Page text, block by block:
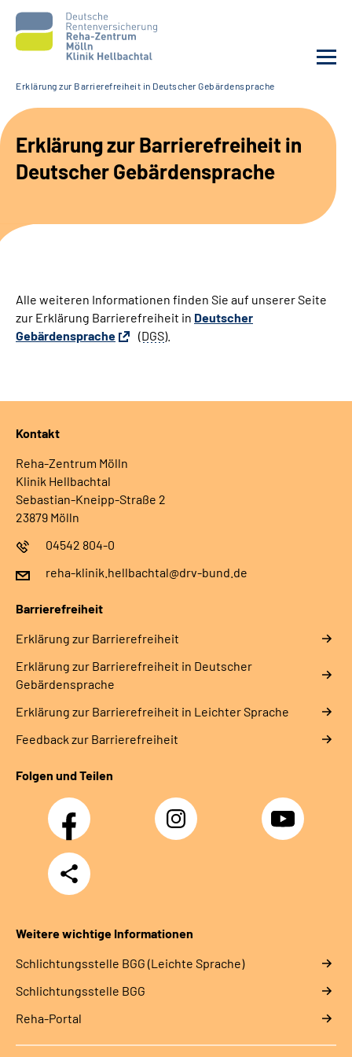
Unsere Klinik
Unsere Angebote
Suche
Erklärung zur Barrierefreiheit in Deutscher Gebärdensprache
Erklärung zur Barrierefreiheit in
Deutscher Gebärdensprache
Alle weiteren Informationen finden Sie auf unserer Seite
zur Erklärung Barrierefreiheit in Deutscher
Gebärdensprache
(DGS).
Kontakt
Reha-Zentrum Mölln
Klinik Hellbachtal
Sebastian-Kneipp-Straße 2
23879 Mölln
04542 804-0
reha-klinik.hellbachtal@drv-bund.de
Barrierefreiheit
Erklärung zur Barrierefreiheit
Erklärung zur Barrierefreiheit in Deutscher
Gebärdensprache
Erklärung zur Barrierefreiheit in Leichter Sprache
Feedback zur Barrierefreiheit
Folgen und Teilen
Facebook Instagram YouTube
Teilen
Weitere wichtige Informationen
Schlich­tungs­stel­le BGG (Leichte Sprache)
Schlich­tungs­stel­le BGG
Reha-Portal